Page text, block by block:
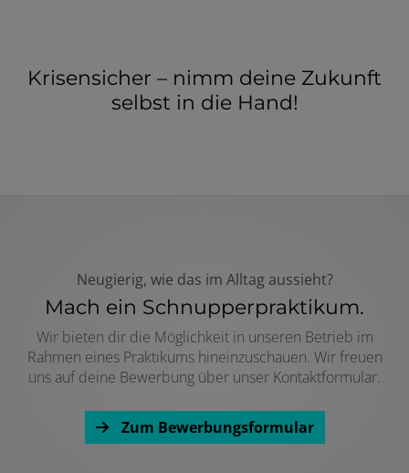
Krisensicher – nimm deine Zukunft
selbst in die Hand!
Neugierig, wie das im Alltag aussieht?
Mach ein Schnupperpraktikum.
Wir bieten dir die Möglichkeit in unseren Betrieb im
Rahmen eines Praktikums hineinzuschauen. Wir freuen
uns auf deine Bewerbung über unser Kontaktformular.
Zum Bewerbungsformular